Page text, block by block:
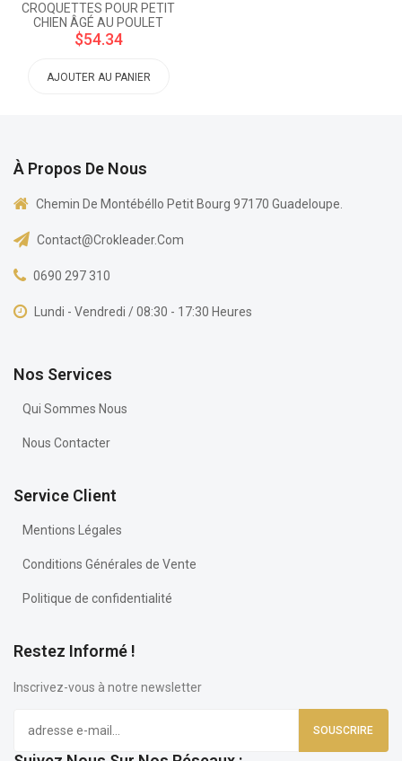
CROQUETTES POUR PETIT
CHIEN ÂGÉ AU POULET
$54.34
AJOUTER AU PANIER
À Propos De Nous
Chemin De Montébéllo Petit Bourg 97170 Guadeloupe.
Contact@crokleader.com
0690 297 310
Lundi - Vendredi / 08:30 - 17:30 Heures
Nos Services
Qui Sommes Nous
Nous Contacter
Service Client
Mentions Légales
Conditions Générales de Vente
Politique de confidentialité
Restez Informé !
Inscrivez-vous à notre newsletter